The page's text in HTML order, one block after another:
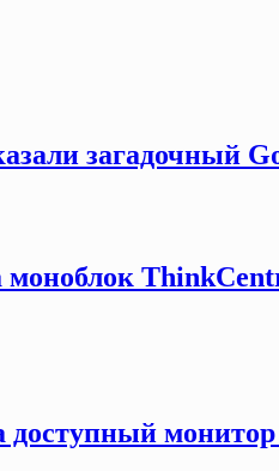
загадочный
моноблок
доступный